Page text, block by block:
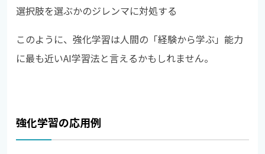
選択肢を選ぶかのジレンマに対処する
このように、強化学習は人間の「経験から学ぶ」能力
に最も近いAI学習法と言えるかもしれません。
強化学習の応用例